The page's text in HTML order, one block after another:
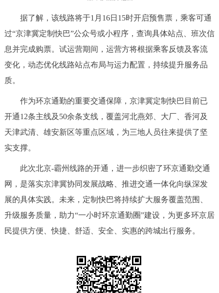
据了解，该线路将于1月16日15时开启预售票，乘客可通
过“京津冀定制快巴”公众号或小程序，查询具体站点、班次信
息并完成购票。试运营期间，运营方将根据乘客反馈及客流
变化，动态优化线路站点布局与运力配置，持续提升服务品
质。
作为环京通勤的重要交通保障，京津冀定制快巴目前已
开通12条主线及50余条支线，覆盖河北燕郊、大厂、香河及
天津武清、雄安新区等重点区域，为三地人员往来提供了坚
实支撑。
此次北京-霸州线路的开通，进一步织密了环京通勤交通
网，是落实京津冀协同发展战略、推进交通一体化向纵深发
展的具体实践。未来，定制快巴将持续扩大服务覆盖范围、
升级服务质量，助力“一小时环京通勤圈”建设，为更多环京居
民提供方便、快捷、舒适、安全、实惠的跨城出行服务。